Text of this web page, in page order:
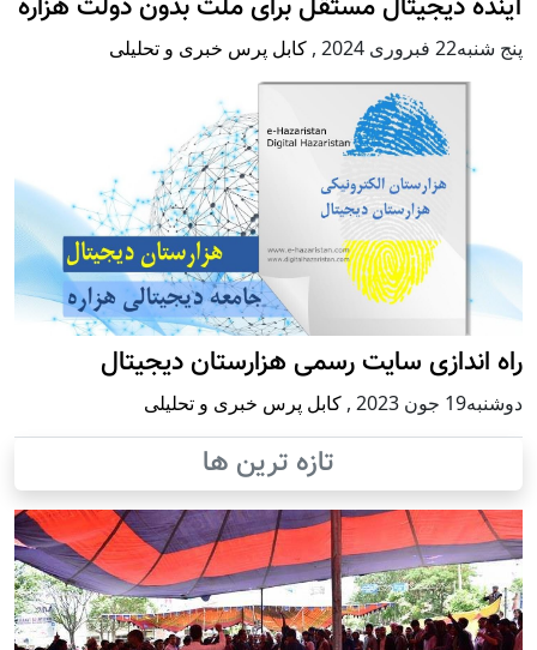
پنج شنبه22 فبروری 2024 , کابل پرس خبری و تحلیلی
راه اندازی سایت رسمی هزارستان دیجیتال
دوشنبه19 جون 2023 , کابل پرس خبری و تحلیلی
تازه ترین ها